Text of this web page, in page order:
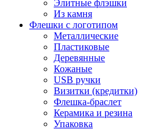
Элитные флэшки
Из камня
Флешки с логотипом
Металлические
Пластиковые
Деревянные
Кожаные
USB ручки
Визитки (кредитки)
Флешка-браслет
Керамика и резина
Упаковка